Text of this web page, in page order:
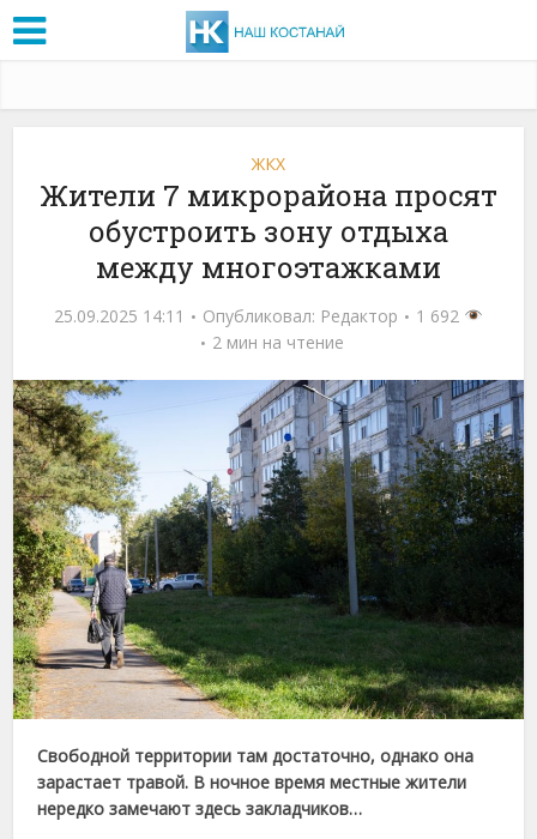
ЖКХ
Жители 7 микрорайона просят
обустроить зону отдыха
между многоэтажками
25.09.2025 14:11 Опубликовал: Редактор
1 692
2 мин на чтение
Свободной территории там достаточно, однако она
зарастает травой. В ночное время местные жители
нередко замечают здесь закладчиков…